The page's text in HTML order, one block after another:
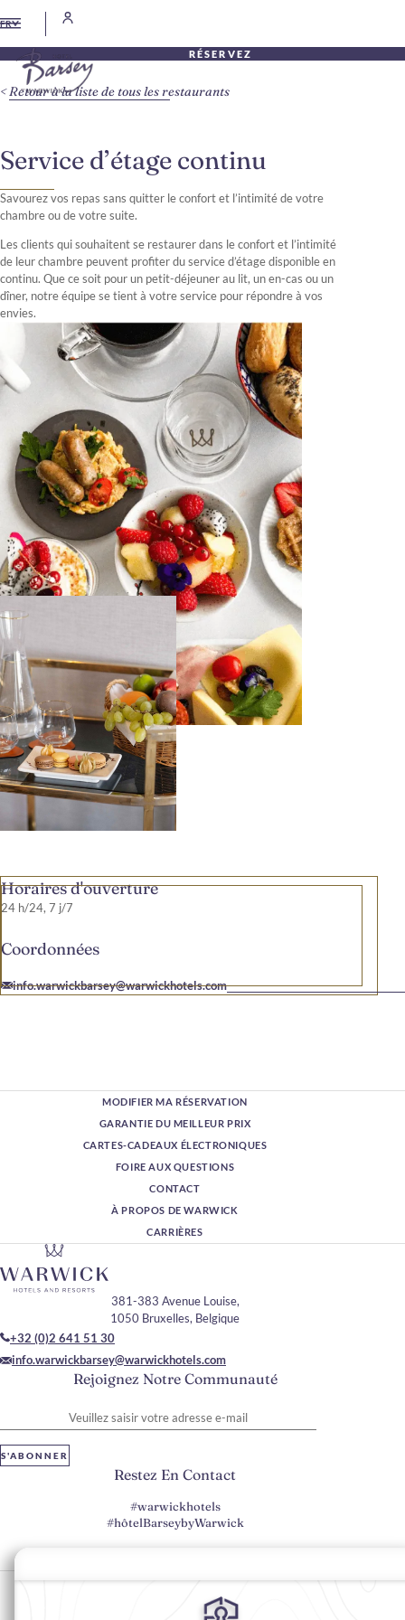
FR
RÉSERVEZ
Service d’étage continu
Savourez vos repas sans quitter le confort et l’intimité de votre
chambre ou de votre suite.
Les clients qui souhaitent se restaurer dans le confort et l’intimité
de leur chambre peuvent profiter du service d’étage disponible en
continu. Que ce soit pour un petit-déjeuner au lit, un en-cas ou un
dîner, notre équipe se tient à votre service pour répondre à vos
envies.
Retour à la liste de tous les restaurants
Horaires d'ouverture
24 h/24, 7 j/7
Coordonnées
info.warwickbarsey@warwickhotels.com
MODIFIER MA RÉSERVATION
GARANTIE DU MEILLEUR PRIX
CARTES-CADEAUX ÉLECTRONIQUES
FOIRE AUX QUESTIONS
CONTACT
À PROPOS DE WARWICK
CARRIÈRES
Rejoignez Notre Communauté
S'ABONNER
381-383 Avenue Louise,
1050 Bruxelles, Belgique
+32 (0)2 641 51 30
info.warwickbarsey@warwickhotels.com
Restez En Contact
#warwickhotels
#hôtelBarseybyWarwick
Préférences en matière de cookies
Politique de confidentialité